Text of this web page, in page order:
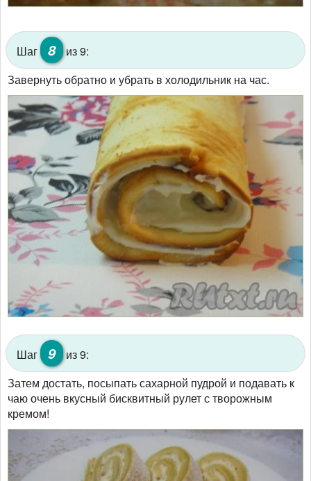
Шаг 8
из 9:
Завернуть обратно и убрать в холодильник на час.
Шаг 9
из 9:
Затем достать, посыпать сахарной пудрой и подавать к
чаю очень вкусный бисквитный рулет с творожным
кремом!